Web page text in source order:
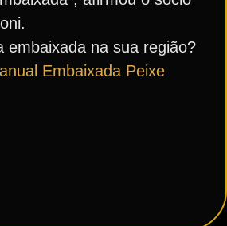
embaixada na sua região?
Embaixada Peixe